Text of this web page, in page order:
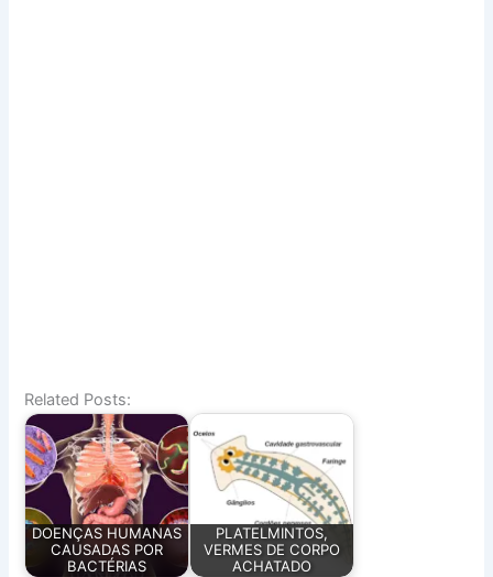
Related Posts:
DOENÇAS HUMANAS
CAUSADAS POR
BACTÉRIAS
PLATELMINTOS,
VERMES DE CORPO
ACHATADO